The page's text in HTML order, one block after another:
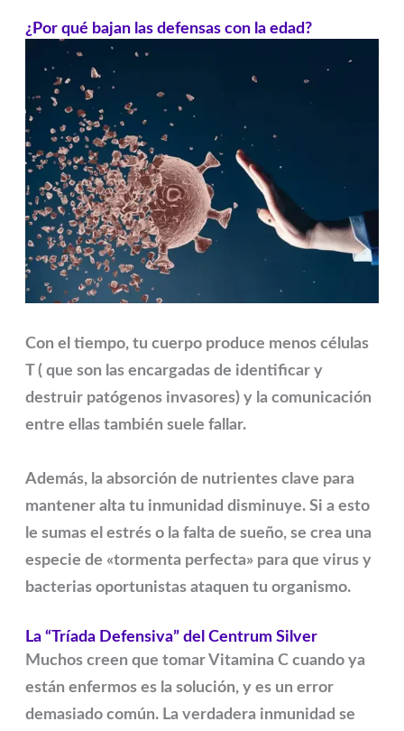
¿Por qué bajan las defensas con la edad?
Con el tiempo, tu cuerpo produce menos células
T ( que son las encargadas de identificar y
destruir patógenos invasores) y la comunicación
entre ellas también suele fallar.
Además, la absorción de nutrientes clave para
mantener alta tu inmunidad disminuye. Si a esto
le sumas el estrés o la falta de sueño, se crea una
especie de «tormenta perfecta» para que virus y
bacterias oportunistas ataquen tu organismo.
La “Tríada Defensiva” del Centrum Silver
Muchos creen que tomar Vitamina C cuando ya
están enfermos es la solución, y es un error
demasiado común. La verdadera inmunidad se